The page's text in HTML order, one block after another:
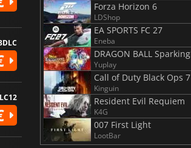
Forza Horizon 6
LDShop
EA SPORTS FC 27
Eneba
Yuplay
Call of Duty Black Ops 7
Kinguin
Resident Evil Requiem
K4G
007 First Light
LootBar